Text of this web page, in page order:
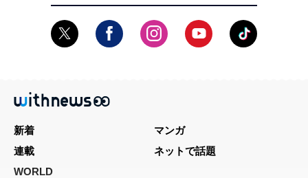
新着
マンガ
連載
ネットで話題
WORLD